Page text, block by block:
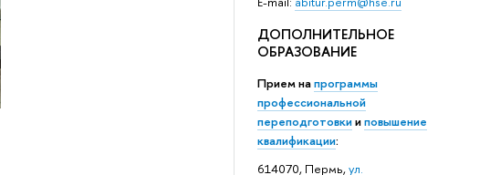
ДОПОЛНИТЕЛЬНОЕ
ОБРАЗОВАНИЕ
Прием напрограммы
профессиональной
переподготовкииповышение
квалификации:
614070, Пермь,ул.